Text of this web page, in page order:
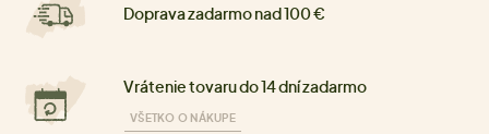
Doprava zadarmo nad 100 €
Vrátenie tovaru do 14 dní zadarmo
VŠETKO O NÁKUPE